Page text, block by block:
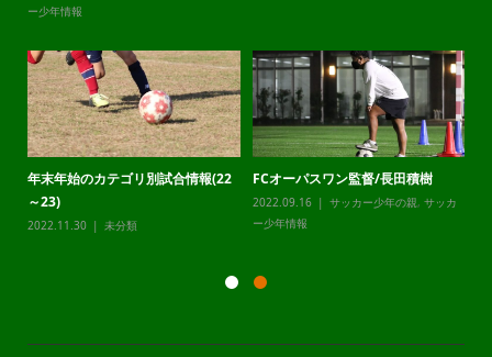
オーパスワン監督/長田積樹
少年情報
静岡県最高峰U12LEAPCUP2024
2023.12.20 サッカー少年の親,サッカ
ー少年情報